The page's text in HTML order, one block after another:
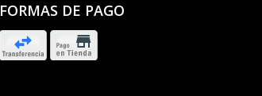
FORMAS DE PAGO